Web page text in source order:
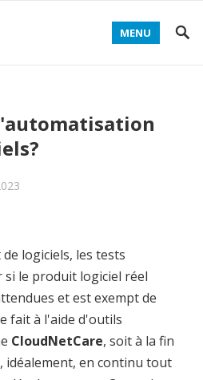
MENU
logiciels, les tests
le produit logiciel réel
et est exempt de
fait à l'aide d'outils
CloudNetCare, soit à la fin
idéalement, en continu tout